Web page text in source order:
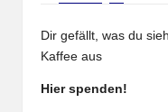
Dir gefällt, was du
Kaffee aus
Hier spenden!